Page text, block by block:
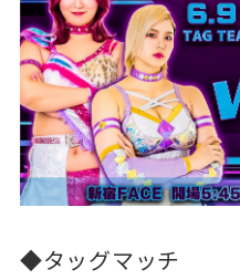
◆タッグマッチ